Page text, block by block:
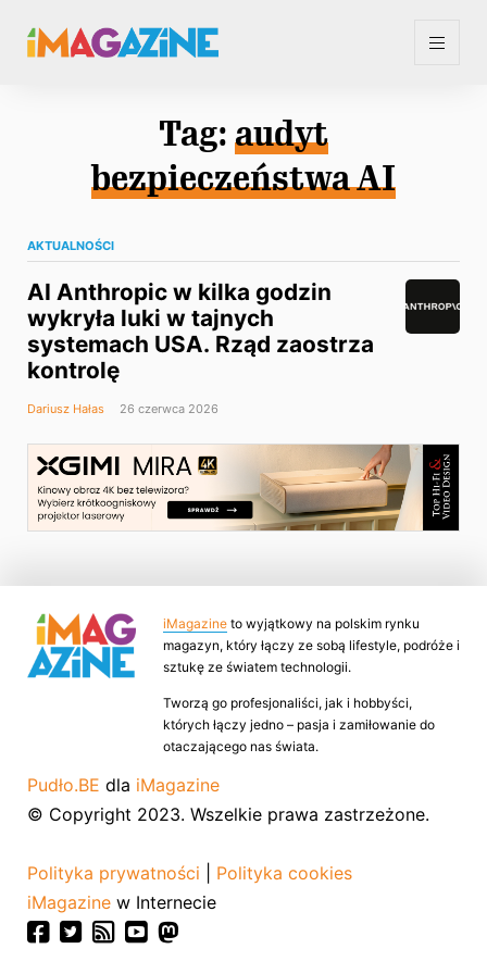
Tag: audyt
bezpieczeństwa AI
AKTUALNOŚCI
AI Anthropic w kilka godzin
wykryła luki w tajnych
systemach USA. Rząd zaostrza
kontrolę
Dariusz Hałas 26 czerwca 2026
iMagazine to wyjątkowy na polskim rynku
magazyn, który łączy ze sobą lifestyle, podróże i
sztukę ze światem technologii.
Tworzą go profesjonaliści, jak i hobbyści,
których łączy jedno – pasja i zamiłowanie do
otaczającego nas świata.
Pudło.BE dla iMagazine
© Copyright 2023. Wszelkie prawa zastrzeżone.
Polityka prywatności
Polityka cookies
iMagazine w Internecie